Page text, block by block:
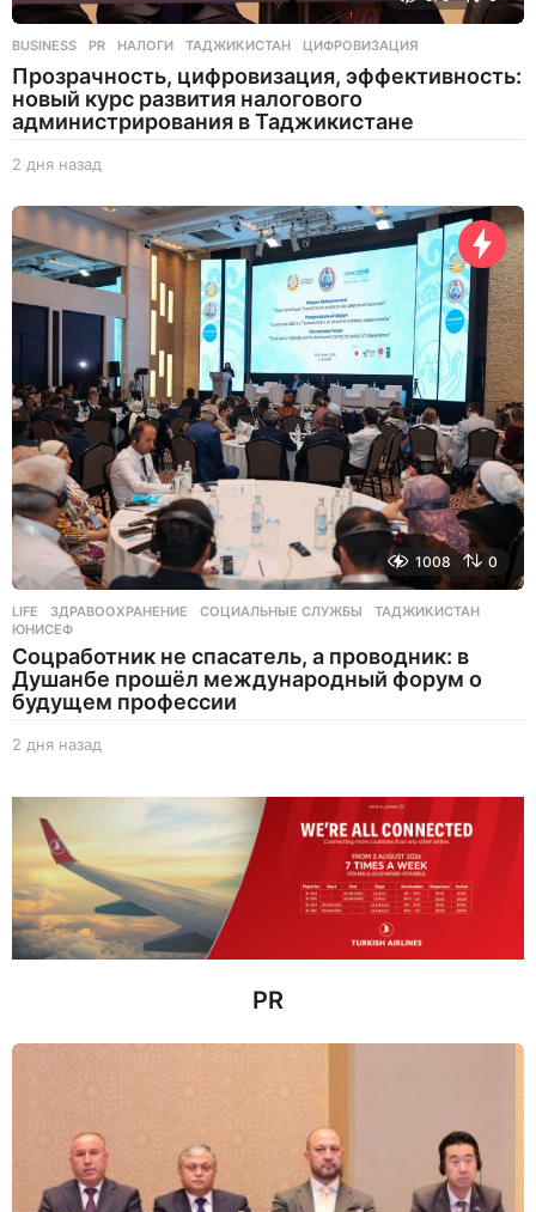
BUSINESS ,PR НАЛОГИ ,ТАДЖИКИСТАН ,ЦИФРОВИЗАЦИЯ
Прозрачность, цифровизация, эффективность:
новый курс развития налогового
администрирования в Таджикистане
2 дня назад
н
я
н
а
1008 0
LIFE ЗДРАВООХРАНЕНИЕ ,СОЦИАЛЬНЫЕ СЛУЖБЫ ,ТАДЖИКИСТАН
ЮНИСЕФ
Соцработник не спасатель, а проводник: в
Душанбе прошёл международный форум о
будущем профессии
2 дня назад
з
а
д
PR